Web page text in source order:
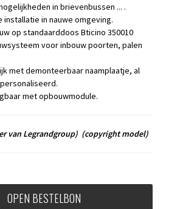
in brievenbussen ... .
installatie in nauwe omgeving.
op standaarddoos Bticino 350010
voor inbouw poorten, palen
met demonteerbaar naamplaatje, al
met opbouwmodule.
van Legrandgroup) (copyright model)
OPEN BESTELBON